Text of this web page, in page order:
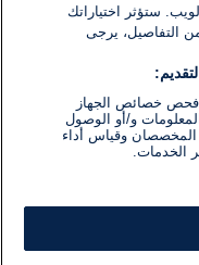
ستؤثر اختياراتك
التفاصيل، يرجى
فحص خصائص الجهاز
و/أو الوصول
المخصصان وقياس أداء
الخدمات.